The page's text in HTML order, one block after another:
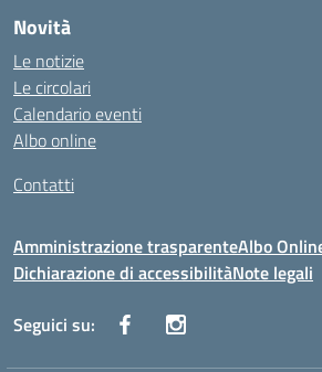
Novità
Le notizie
Le circolari
Calendario eventi
Albo online
Contatti
Amministrazione trasparenteAlbo
Dichiarazione di accessibilitàNote legali
Seguici su: